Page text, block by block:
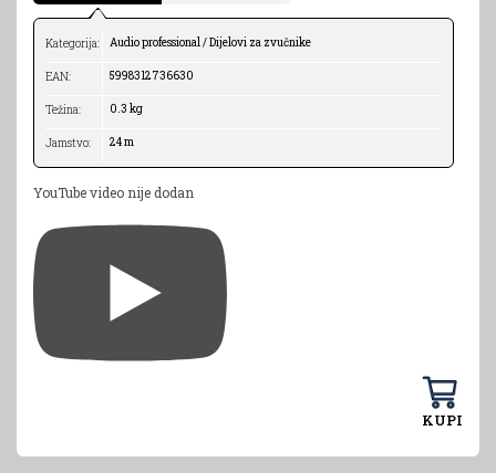
Kategorija: Audio professional / Dijelovi za zvučnike
EAN: 5998312736630
Težina: 0.3 kg
Jamstvo: 24 m
YouTube video nije dodan
KUPI